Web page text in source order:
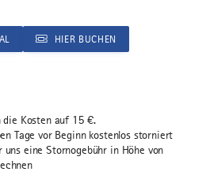
HIER BUCHEN
die Kosten auf 15 €.
Tage vor Beginn kostenlos storniert
eine Stornogebühr in Höhe von